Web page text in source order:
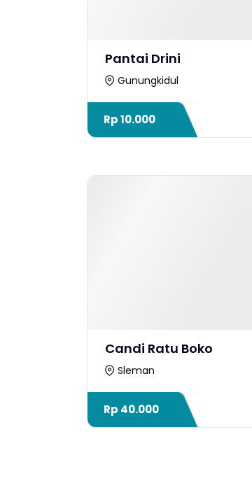
Pantai Drini
Gunungkidul
Rp10.000
Candi Ratu Boko
Sleman
Rp 40.000